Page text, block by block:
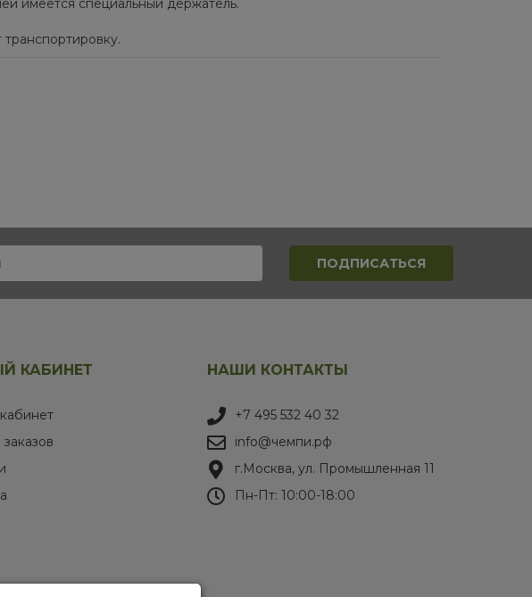
имеется специальный держатель.
КАБИНЕТ НАШИ КОНТАКТЫ
+7 495 532 40 32
info@чемпи.рф
г.Москва, ул. Промышленная 11
Пн-Пт: 10:00-18:00